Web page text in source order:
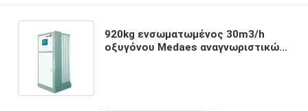
920kg ενσωματωμένος 30m3/h
οξυγόνου Medaes αναγνωριστικών